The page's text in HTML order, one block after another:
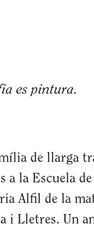
es pintura.
de llarga
a la Escuela
Alfil de la
i Lletres. Un